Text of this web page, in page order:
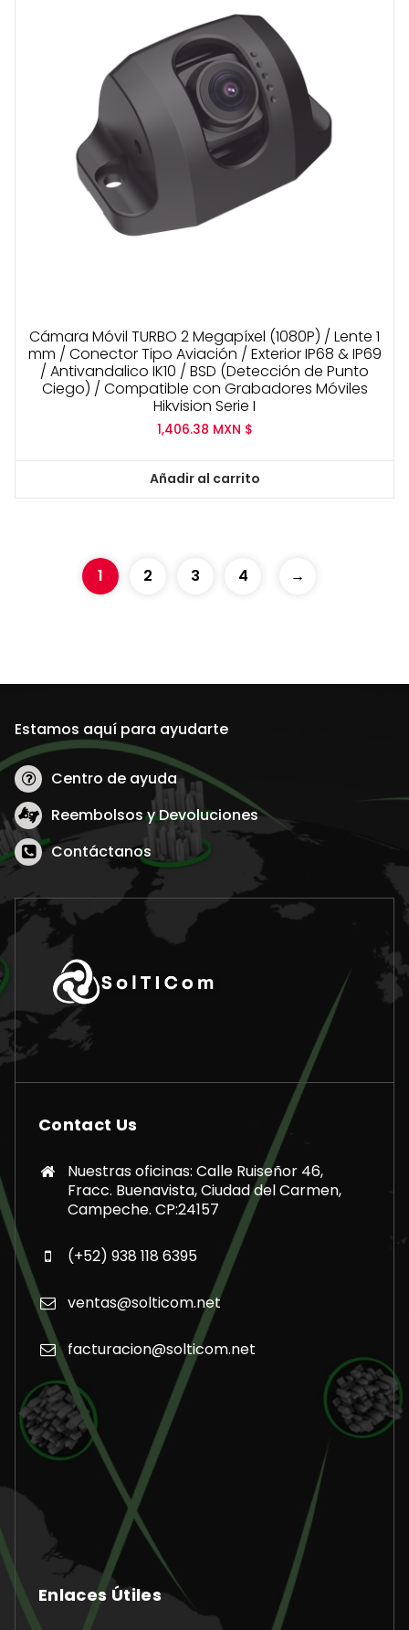
Cámara Móvil TURBO 2 Megapíxel (1080P) / Lente 1
mm / Conector Tipo Aviación / Exterior IP68 & IP69
/ Antivandalico IK10 / BSD (Detección de Punto
Ciego) / Compatible con Grabadores Móviles
Hikvision Serie I
1,406.38 MXN $
Añadir al carrito
1 2 3 4 →
Estamos aquí para ayudarte
Centro de ayuda
Reembolsos y Devoluciones
Contáctanos
Contact Us
Nuestras oficinas: Calle Ruiseñor 46,
Fracc. Buenavista, Ciudad del Carmen,
Campeche. CP:24157
(+52) 938 118 6395
ventas@solticom.net
facturacion@solticom.net
Enlaces Útiles